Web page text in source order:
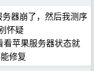
器崩了，然后我测序
怀疑
看苹果服务器状态就
修复